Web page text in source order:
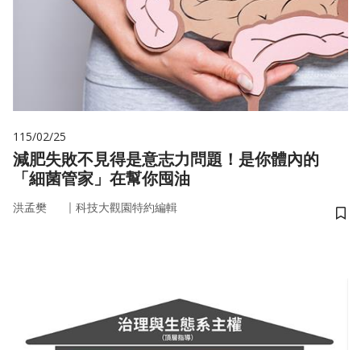
115/02/25
減肥失敗不見得是意志力問題！是你體內的
「細菌管家」在幫你囤油
洪孟樊 ｜ 科技大觀園特約編輯
儲